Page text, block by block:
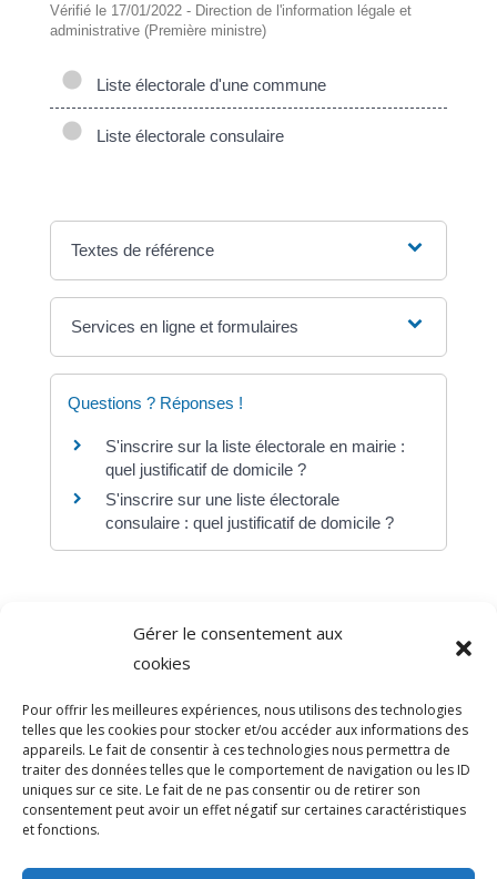
Gérer le consentement aux
cookies
Pour offrir les meilleures expériences, nous utilisons des technologies
telles que les cookies pour stocker et/ou accéder aux informations des
appareils. Le fait de consentir à ces technologies nous permettra de
traiter des données telles que le comportement de navigation ou les ID
uniques sur ce site. Le fait de ne pas consentir ou de retirer son
consentement peut avoir un effet négatif sur certaines caractéristiques
et fonctions.
Vérifié le 17/01/2022 - Direction de l'information légale et
administrative (Première ministre)
Liste électorale d'une commune
Liste électorale consulaire
Textes de référence
Services en ligne et formulaires
Questions ? Réponses !
S'inscrire sur la liste électorale en mairie :
quel justificatif de domicile ?
S'inscrire sur une liste électorale
consulaire : quel justificatif de domicile ?
Direction de l'information légale et administrative
comarquage developpé par